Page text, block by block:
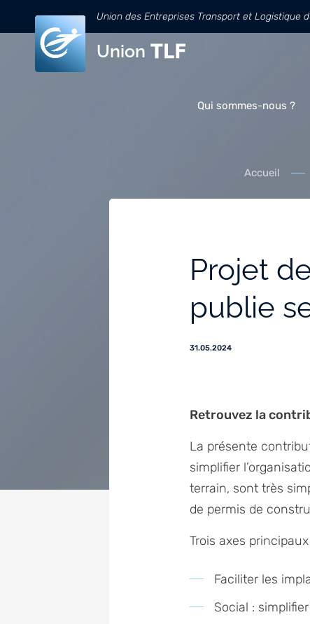
Union des Entreprises Transport et Logistique
Union
Qui sommes-nous ?
Accueil
Projet
publie
31.05.2024
Retrouvez la
La présente
simplifier
terrain, sont très
de permis de
Trois axes principaux
Faciliter les
Social :